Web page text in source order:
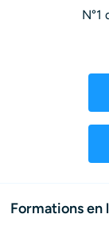
N°1
Formations en